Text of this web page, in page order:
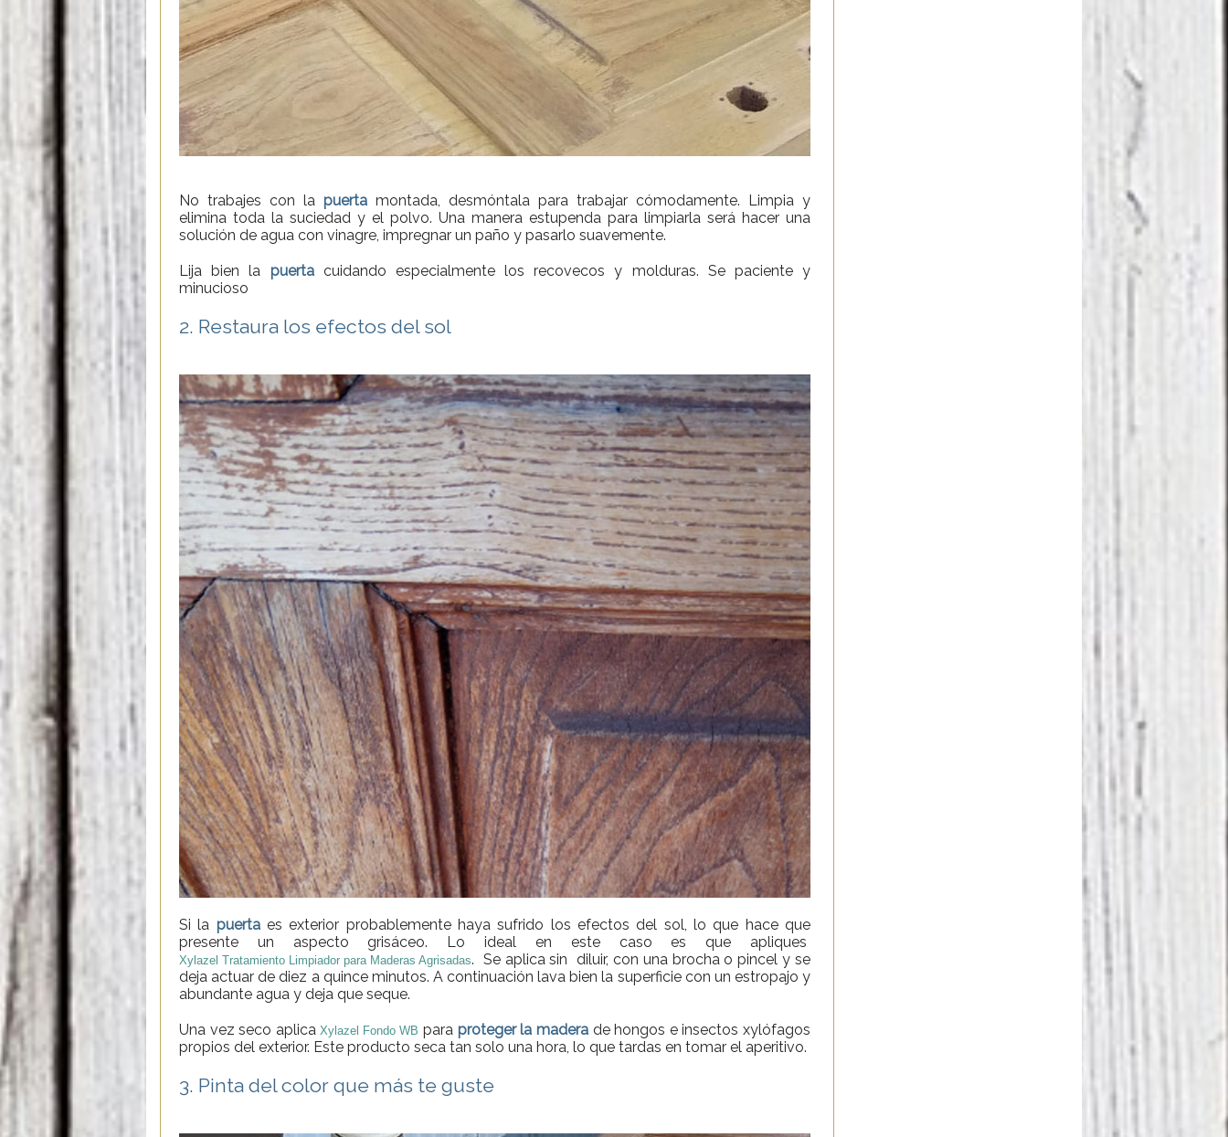
No trabajes con la puerta montada, desmóntala para trabajar cómodamente. Limpia y
elimina toda la suciedad y el polvo. Una manera estupenda para limpiarla será hacer una
solución de agua con vinagre, impregnar un paño y pasarlo suavemente.
Lija bien la puertacuidando especialmente los recovecos y molduras. Se paciente y
minucioso
2. Restaura los efectos del sol
Si la puertaes exterior probablemente haya sufrido los efectos del sol, lo que hace que
presente un aspecto grisáceo. Lo ideal en este caso es que apliques
Xylazel Tratamiento Limpiador para Maderas Agrisadas. Se aplica sin diluir, con una brocha o pincel y se
deja actuar de diez a quince minutos. A continuación lava bien la superficie con un estropajo y
abundante agua y deja que seque.
Una vez seco aplicaXylazel Fondo WB para proteger la maderade hongos e insectos xylófagos
propios del exterior. Este producto seca tan solo una hora, lo que tardas en tomar el aperitivo.
3. Pinta del color que más te guste